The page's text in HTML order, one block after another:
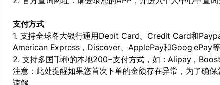
支付方式
1. 支持全球各大银行通用Debit Card、Credit Card和
American Express，Discover、ApplePay和GooglePay
2. 支持多国币种的本地200+支付方式，如：Alipay，
注意：此处提醒如果您首次下单的金额存在异常，为了确
谅解。